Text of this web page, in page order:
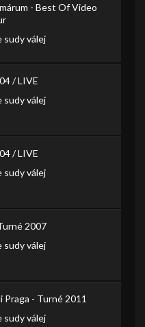
- Best Of Video
sudy válej
/ LIVE
sudy válej
/ LIVE
sudy válej
2007
sudy válej
Praga - Turné 2011
sudy válej